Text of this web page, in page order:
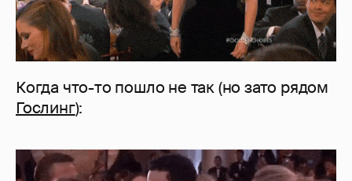
Когда что-то пошло не так (но зато рядом
Гослинг):